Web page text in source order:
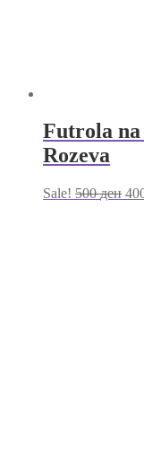
Futrola
Rozeva
Sale! 500ден